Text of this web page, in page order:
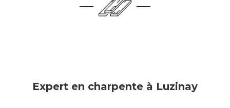
Expert en charpente à Luzinay